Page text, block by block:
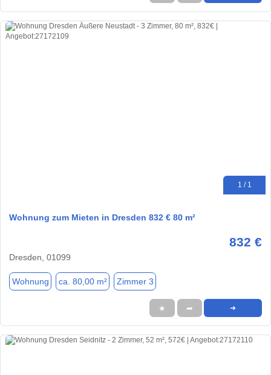
1 / 1
Wohnung zum Mieten in Dresden 832 € 80 m²
832 €
Dresden, 01099
Wohnung ca. 80,00 m² Zimmer 3
★ ➦ ➜